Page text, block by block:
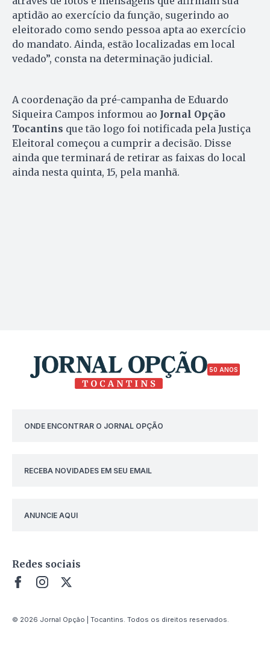
aptidão ao exercício da função, sugerindo ao
eleitorado como sendo pessoa apta ao exercício
do mandato. Ainda, estão localizadas em local
vedado”, consta na determinação judicial.
A coordenação da pré-campanha de Eduardo
Siqueira Campos informou ao Jornal Opção
Tocantins que tão logo foi notificada pela Justiça
Eleitoral começou a cumprir a decisão. Disse
ainda que terminará de retirar as faixas do local
ainda nesta quinta, 15, pela manhã.
50 ANOS
ONDE ENCONTRAR O JORNAL OPÇÃO
RECEBA NOVIDADES EM SEU EMAIL
ANUNCIE AQUI
Redes sociais
© 2026 Jornal Opção | Tocantins. Todos os direitos reservados.